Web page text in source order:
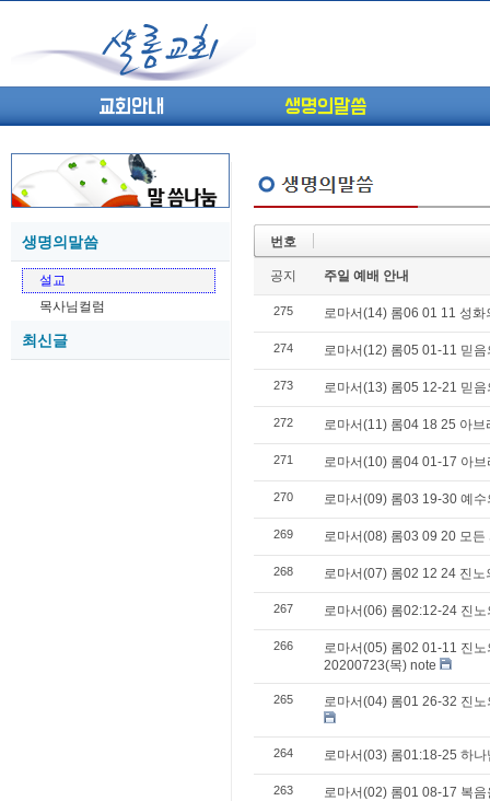
교회안내 생명의말씀
생명의말씀
설교
목사님컬럼
최신글
05-27 (고린도전서13) 고전8:1-13 ...
05-26 (고린도전서12) 고전7:23-40 ...
05-21 (고린도전서11) 고전6:9-20 ...
05-20 (고린도전서9) 고전5:1-13 ...
(고린도전서8) 고전4 9-21 교...
05-18 (고린도전서7) 고전4:1-8 판...
번호
공지 주일 예배 안내
275 로마서(14) 롬06 01 11 성
274 로마서(12) 롬05 01-11 믿
273 로마서(13) 롬05 12-21 믿
272 로마서(11) 롬04 18 25 아
271 로마서(10) 롬04 01-17 아
270 로마서(09) 롬03 19-30 예
269 로마서(08) 롬03 09 20 모
268 로마서(07) 롬02 12 24 진노
267 로마서(06) 롬02:12-24 진
266
로마서(05) 롬02 01-11 진
20200723(목) note
265 로마서(04) 롬01 26-32 진
264 로마서(03) 롬01:18-25 하
263 로마서(02) 롬01 08-17 복